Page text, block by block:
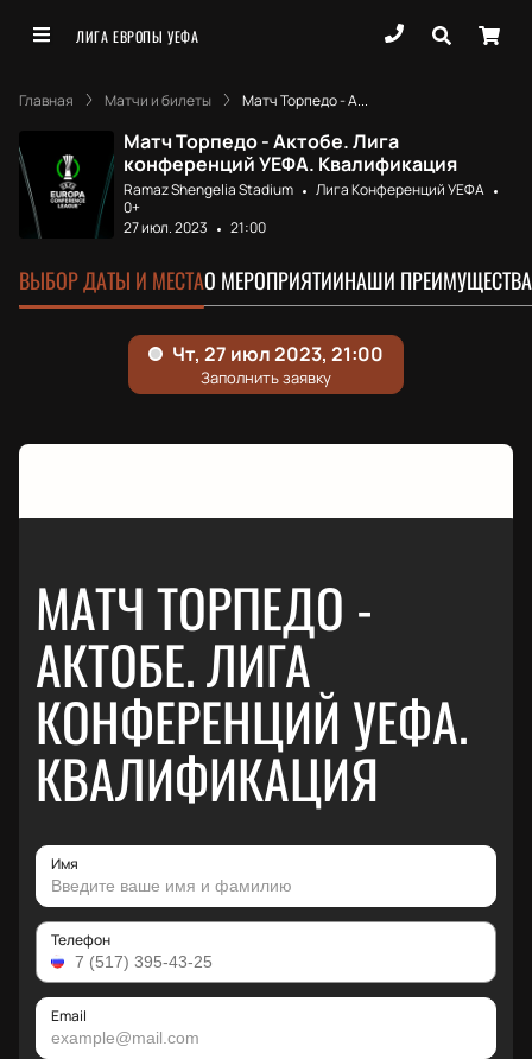
ЛИГА ЕВРОПЫ УЕФА
Главная Матчи и билеты Матч Торпедо - А...
Матч Торпедо - Актобе. Лига
конференций УЕФА. Квалификация
Ramaz Shengelia Stadium
Лига Конференций УЕФА
0+
27 июл. 2023
21:00
ВЫБОР ДАТЫ И МЕСТАО МЕРОПРИЯТИИНАШИ ПРЕИМУЩЕСТВА
МАТЧ ТОРПЕДО -
АКТОБЕ. ЛИГА
КОНФЕРЕНЦИЙ УЕФА.
КВАЛИФИКАЦИЯ
Имя
Телефон
Email